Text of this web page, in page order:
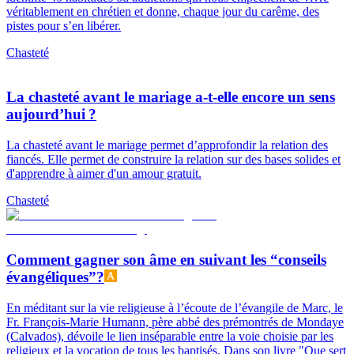
véritablement en chrétien et donne, chaque jour du carême, des
pistes pour s’en libérer.
Chasteté
La chasteté avant le mariage a-t-elle encore un sens
aujourd’hui ?
La chasteté avant le mariage permet d’approfondir la relation des
fiancés. Elle permet de construire la relation sur des bases solides et
d'apprendre à aimer d'un amour gratuit.
Chasteté
Comment gagner son âme en suivant les “conseils
évangéliques”?
En méditant sur la vie religieuse à l’écoute de l’évangile de Marc, le
Fr. François-Marie Humann, père abbé des prémontrés de Mondaye
(Calvados), dévoile le lien inséparable entre la voie choisie par les
religieux et la vocation de tous les baptisés. Dans son livre "Que sert